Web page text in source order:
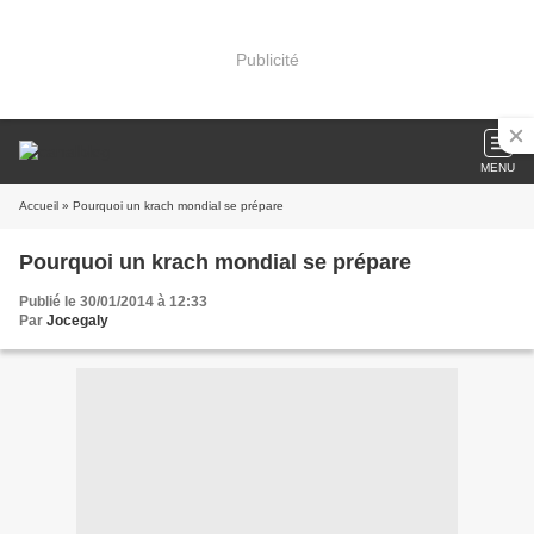
Publicité
MENU
Accueil » Pourquoi un krach mondial se prépare
Pourquoi un krach mondial se prépare
Publié le 30/01/2014 à 12:33
Par Jocegaly